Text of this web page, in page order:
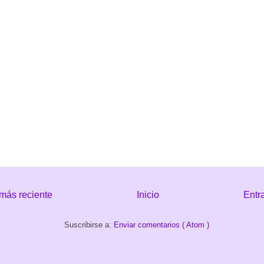
reciente Inicio
Suscribirse a: Enviar comentarios ( Atom )